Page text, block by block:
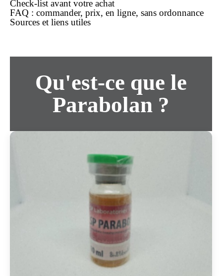
Check-list avant votre achat
FAQ : commander, prix, en ligne, sans ordonnance
Sources et liens utiles
Qu'est-ce que le
Parabolan ?